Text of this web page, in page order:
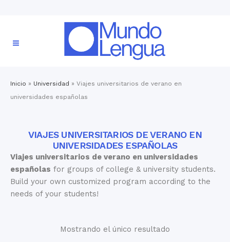
Inicio » Universidad » Viajes universitarios de verano en
universidades españolas
VIAJES UNIVERSITARIOS DE VERANO EN
UNIVERSIDADES ESPAÑOLAS
Viajes universitarios de verano en universidades
españolas for groups of college & university students.
Build your own customized program according to the
needs of your students!
Mostrando el único resultado